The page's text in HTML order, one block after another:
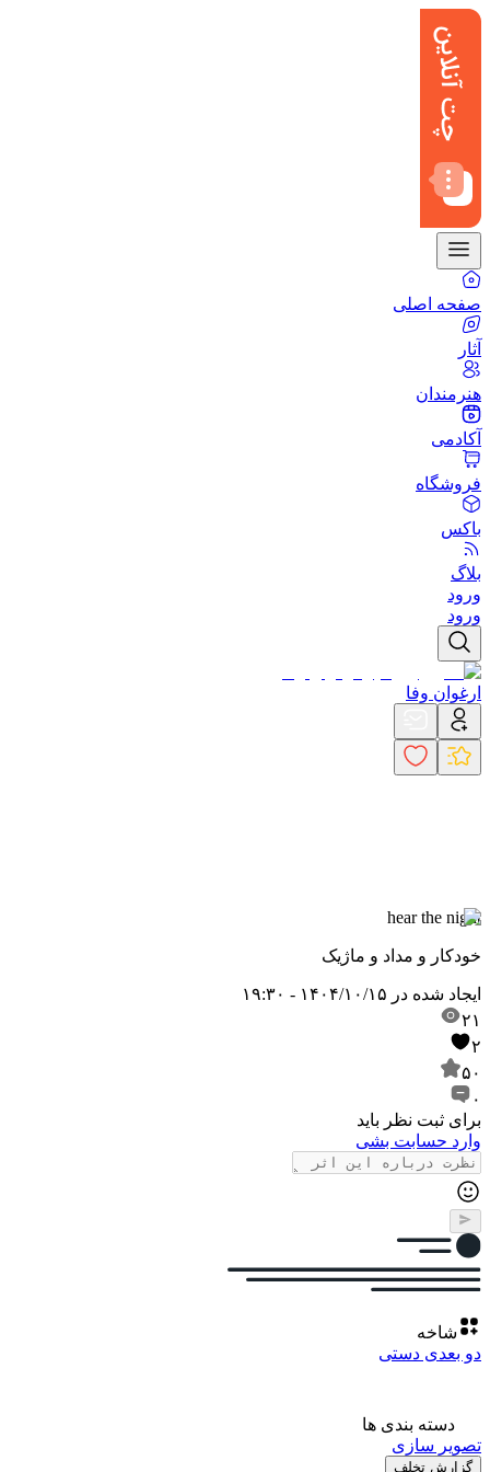
صفحه اصلی
آثار
هنرمندان
آکادمی
فروشگاه
باکس
بلاگ
ورود
ورود
ارغوان وفا
hear the night
خودکار و مداد و ماژیک
ایجاد شده در ۱۴۰۴/۱۰/۱۵ - ۱۹:۳۰
۲۱
۲
۵۰
۰
برای ثبت نظر باید
وارد حسابت بشی
شاخه
دو بعدی دستی
دسته بندی ها
تصویر سازی
گزارش تخلف